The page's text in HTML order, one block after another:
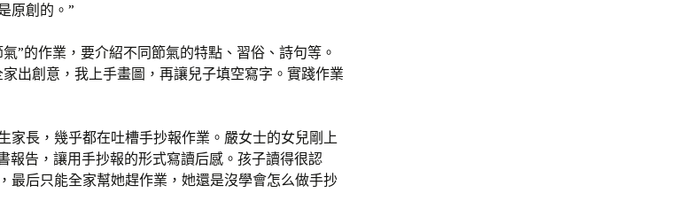
原創的。”
”的作業，要介紹不同節氣的特點、習俗、詩句等。
出創意，我上手畫圖，再讓兒子填空寫字。實踐作業
家長，幾乎都在吐槽手抄報作業。嚴女士的女兒剛上
報告，讓用手抄報的形式寫讀后感。孩子讀得很認
最后只能全家幫她趕作業，她還是沒學會怎么做手抄